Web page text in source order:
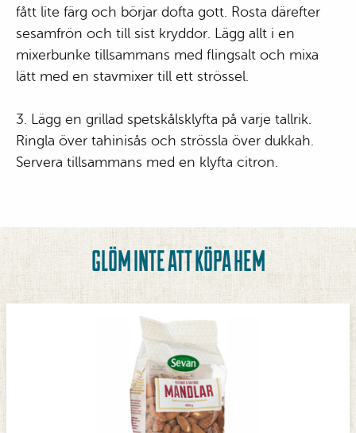
fått lite färg och börjar dofta gott. Rosta därefter
sesamfrön och till sist kryddor. Lägg allt i en
mixerbunke tillsammans med flingsalt och mixa
lätt med en stavmixer till ett strössel.
3. Lägg en grillad spetskålsklyfta på varje tallrik.
Ringla över tahinisås och strössla över dukkah.
Servera tillsammans med en klyfta citron.
GLÖM INTE ATT KÖPA HEM